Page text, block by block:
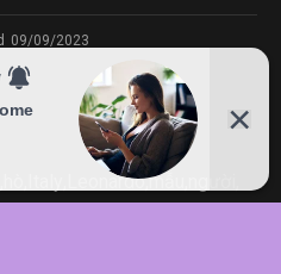
09/09/2023
Leonardo,mẫu